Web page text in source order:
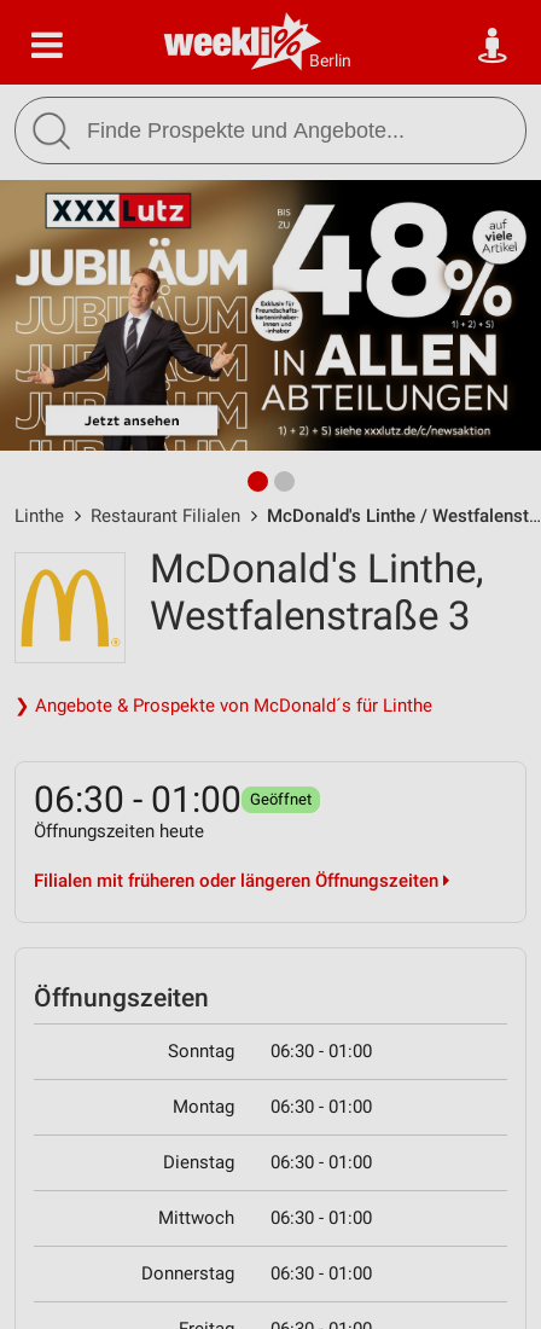
Berlin
Linthe Restaurant Filialen McDonald's Linthe / Westfalenstraße 3 - Öffnungszeiten & Adresse
McDonald's Linthe,
Westfalenstraße 3
❯ Angebote & Prospekte von McDonald´s für Linthe
06:30 - 01:00 Geöffnet
Öffnungszeiten heute
Filialen mit früheren oder längeren Öffnungszeiten
Öffnungszeiten
Sonntag 06:30 - 01:00
Montag 06:30 - 01:00
Dienstag 06:30 - 01:00
Mittwoch 06:30 - 01:00
Donnerstag 06:30 - 01:00